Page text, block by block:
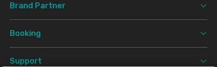
Brand Partner
Booking
Support